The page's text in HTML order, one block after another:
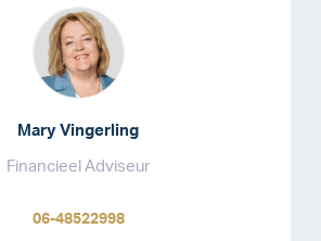
Mary Vingerling
Financieel Adviseur
06-48522998